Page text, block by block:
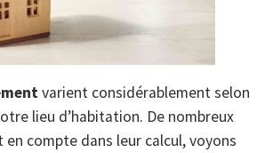
varient considérablement selon
lieu d’habitation. De nombreux
compte dans leur calcul, voyons